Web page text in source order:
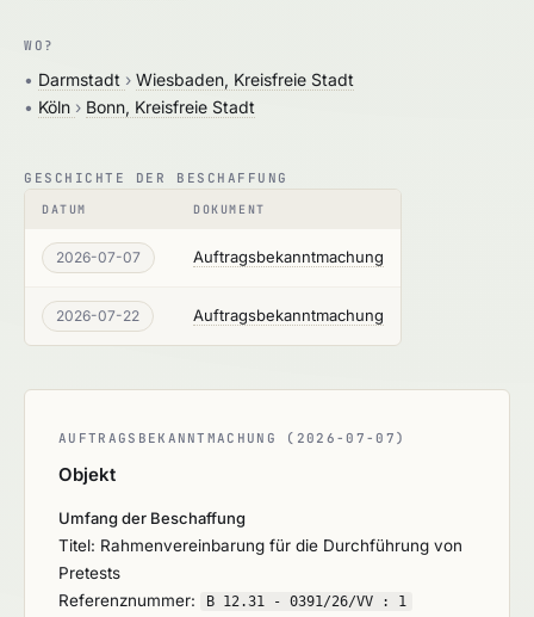
WO?
• Darmstadt › Wiesbaden, Kreisfreie Stadt
• Köln › Bonn, Kreisfreie Stadt
GESCHICHTE DER BESCHAFFUNG
DATUM DOKUMENT
2026-07-07 Auftragsbekanntmachung
2026-07-22 Auftragsbekanntmachung
AUFTRAGSBEKANNTMACHUNG (2026-07-07)
Objekt
Umfang der Beschaffung
Titel: Rahmenvereinbarung für die Durchführung von
Pretests
Referenznummer:
B 12.31 - 0391/26/VV : 1